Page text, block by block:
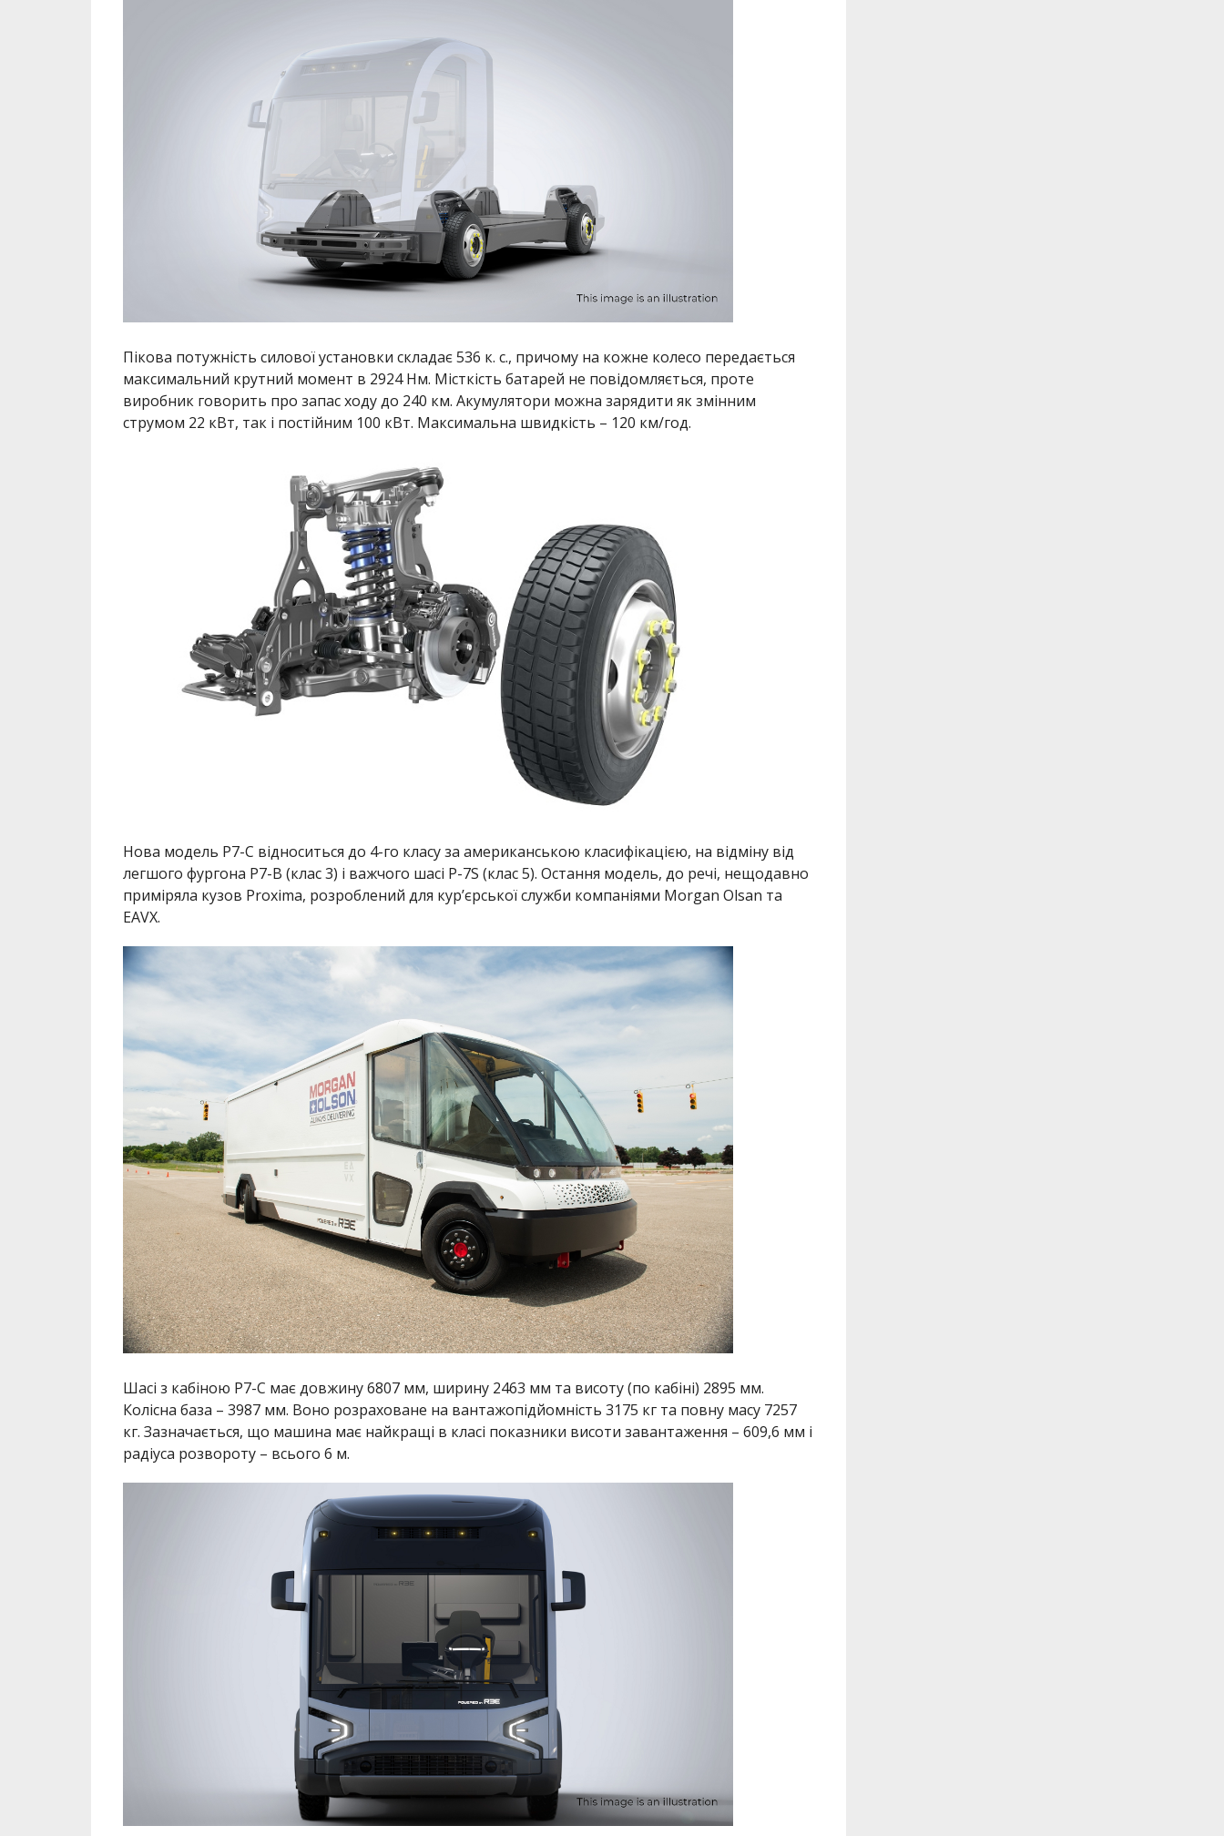
Пікова потужність силової установки складає 536 к. с., причому на кожне колесо передається
максимальний крутний момент в 2924 Нм. Місткість батарей не повідомляється, проте
виробник говорить про запас ходу до 240 км. Акумулятори можна зарядити як змінним
струмом 22 кВт, так і постійним 100 кВт. Максимальна швидкість – 120 км/год.
Нова модель P7-C відноситься до 4-го класу за американською класифікацією, на відміну від
легшого фургона P7-B (клас 3) і важчого шасі P-7S (клас 5). Остання модель, до речі, нещодавно
приміряла кузов Proxima, розроблений для кур’єрської служби компаніями Morgan Olsan та
EAVX.
Шасі з кабіною P7-C має довжину 6807 мм, ширину 2463 мм та висоту (по кабіні) 2895 мм.
Колісна база – 3987 мм. Воно розраховане на вантажопідйомність 3175 кг та повну масу 7257
кг. Зазначається, що машина має найкращі в класі показники висоти завантаження – 609,6 мм і
радіуса розвороту – всього 6 м.